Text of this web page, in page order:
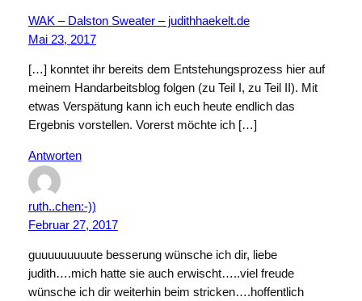
WAK – Dalston Sweater – judithhaekelt.de
Mai 23, 2017
[…] konntet ihr bereits dem Entstehungsprozess hier auf
meinem Handarbeitsblog folgen (zu Teil I, zu Teil II). Mit
etwas Verspätung kann ich euch heute endlich das
Ergebnis vorstellen. Vorerst möchte ich […]
Antworten
ruth..chen:-))
Februar 27, 2017
guuuuuuuuute besserung wünsche ich dir, liebe
judith….mich hatte sie auch erwischt…..viel freude
wünsche ich dir weiterhin beim stricken….hoffentlich